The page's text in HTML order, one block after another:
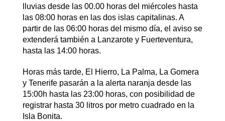
lluvias desde las 00.00 horas del miércoles hasta
las 08:00 horas en las dos islas capitalinas. A
partir de las 06:00 horas del mismo día, el aviso se
extenderá también a Lanzarote y Fuerteventura,
hasta las 14:00 horas.
Horas más tarde, El Hierro, La Palma, La Gomera
y Tenerife pasarán a la alerta naranja desde las
15:00h hasta las 23:00 horas, con posibilidad de
registrar hasta 30 litros por metro cuadrado en la
Isla Bonita.